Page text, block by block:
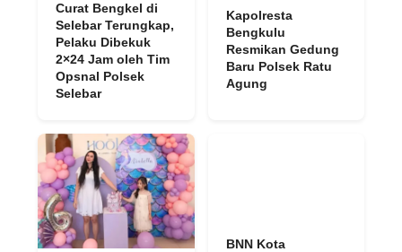
Curat Bengkel di
Selebar Terungkap,
Pelaku Dibekuk
2×24 Jam oleh Tim
Opsnal Polsek
Selebar
Kapolresta
Bengkulu
Resmikan Gedung
Baru Polsek Ratu
Agung
BNN Kota